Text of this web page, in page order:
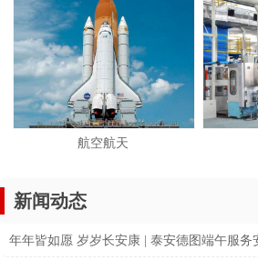
航空航天
新闻动态
年年皆如愿 岁岁长安康 | 泰安德图端午服务